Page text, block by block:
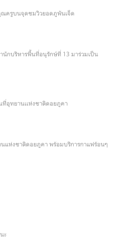
ณครูบนจุดชมวิวยอดภูพันเจ็ด
นักบริหารพื้นที่อนุรักษ์ที่ 13 มาร่วมเป็น
ที่อุทยานเเห่งชาติดอยภูคา
แห่งชาติดอยภูคา พร้อมบริการกาแฟร้อนๆ
ะ